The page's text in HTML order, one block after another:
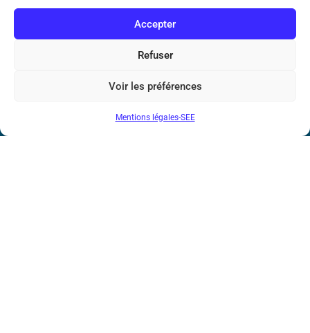
Accepter
Refuser
Voir les préférences
Mentions légales-SEE
Bicentenaire des découvertes d’André-
Conditions Générales de Vente